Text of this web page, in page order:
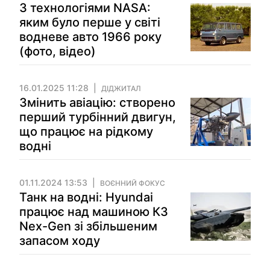
З технологіями NASA:
яким було перше у світі
водневе авто 1966 року
(фото, відео)
16.01.2025 11:28 ДІДЖИТАЛ
Змінить авіацію: створено
перший турбінний двигун,
що працює на рідкому
водні
01.11.2024 13:53 ВОЄННИЙ ФОКУС
Танк на водні: Hyundai
працює над машиною К3
Nex-Gen зі збільшеним
запасом ходу